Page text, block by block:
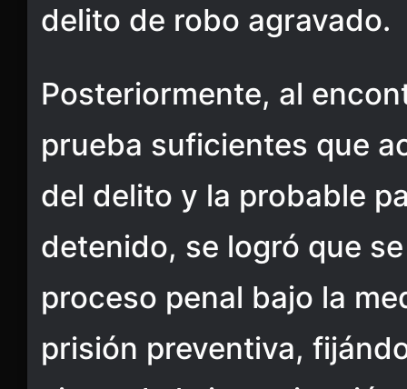
delito de robo agravado.
Posteriormente, al
prueba suficientes que
del delito y la probable
detenido, se logró que
proceso penal bajo la
prisión preventiva,